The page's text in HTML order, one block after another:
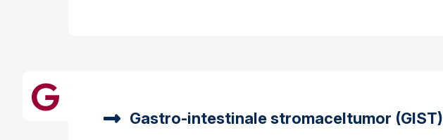
G Gastro-intestinale stromaceltumor (GIST)